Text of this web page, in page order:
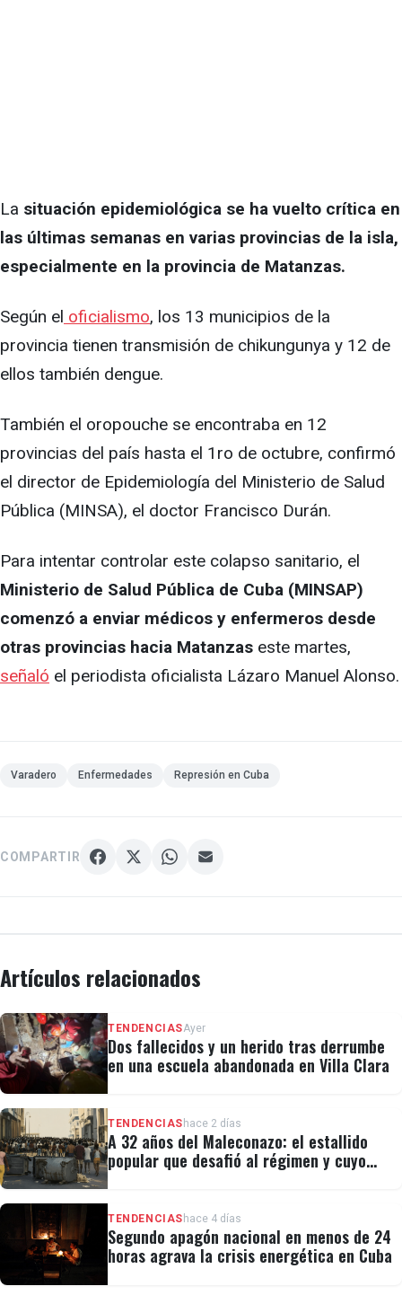
La situación epidemiológica se ha vuelto crítica en
las últimas semanas en varias provincias de la isla,
especialmente en la provincia de Matanzas.
Según el oficialismo, los 13 municipios de la
provincia tienen transmisión de chikungunya y 12 de
ellos también dengue.
También el oropouche se encontraba en 12
provincias del país hasta el 1ro de octubre, confirmó
el director de Epidemiología del Ministerio de Salud
Pública (MINSA), el doctor Francisco Durán.
Para intentar controlar este colapso sanitario, el
Ministerio de Salud Pública de Cuba (MINSAP)
comenzó a enviar médicos y enfermeros desde
otras provincias hacia Matanzas este martes,
señaló el periodista oficialista Lázaro Manuel Alonso.
Varadero Enfermedades Represión en Cuba
COMPARTIR
Artículos relacionados
TENDENCIASAyer
Dos fallecidos y un herido tras derrumbe
en una escuela abandonada en Villa Clara
TENDENCIAS hace 2 días
A 32 años del Maleconazo: el estallido
popular que desafió al régimen y cuyo
TENDENCIAS hace 4 días
Segundo apagón nacional en menos de 24
horas agrava la crisis energética en Cuba